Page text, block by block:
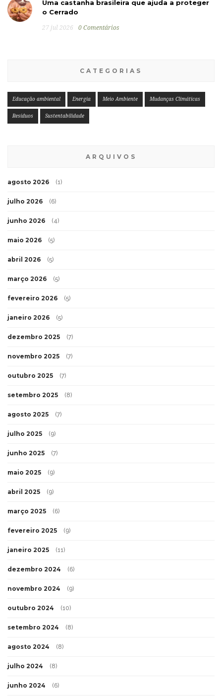
Uma castanha brasileira que ajuda a proteger
o Cerrado
27 jul 2026 0 Comentários
CATEGORIAS
Educação ambiental Energia Meio Ambiente Mudanças Climáticas
Resíduos Sustentabilidade
ARQUIVOS
agosto 2026 (1)
julho 2026 (6)
junho 2026 (4)
maio 2026 (5)
abril 2026 (5)
março 2026 (5)
fevereiro 2026 (5)
janeiro 2026 (5)
dezembro 2025 (7)
novembro 2025 (7)
outubro 2025 (7)
setembro 2025 (8)
agosto 2025 (7)
julho 2025 (9)
junho 2025 (7)
maio 2025 (9)
abril 2025 (9)
março 2025 (6)
fevereiro 2025 (9)
janeiro 2025 (11)
dezembro 2024 (6)
novembro 2024 (9)
outubro 2024 (10)
setembro 2024 (8)
agosto 2024 (8)
julho 2024 (8)
junho 2024 (6)